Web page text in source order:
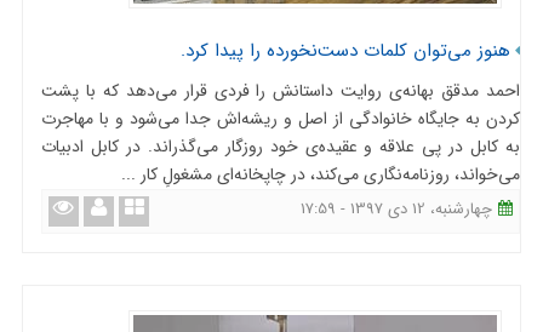
هنوز می‌توان کلمات دست‌نخورده را پیدا کرد.
احمد مدقق بهانه‌ی روایت داستانش را فردی قرار می‌دهد که با پشت
کردن به جایگاه خانوادگی از اصل و ریشه‌اش جدا می‌شود و با مهاجرت
به کابل در پی علاقه و عقیده‌ی خود روزگار می‌گذراند. در کابل ادبیات
می‌خواند، روزنامه‌نگاری می‌کند، در چاپخانه‌ای مشغولِ کار ...
چهارشنبه، 12 دی 1397 - 17:59